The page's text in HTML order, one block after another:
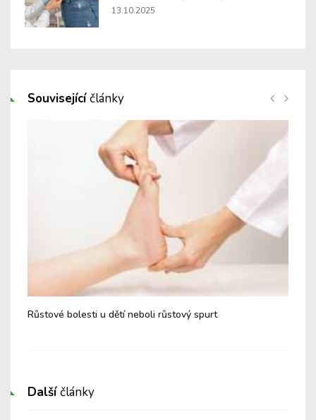
13.10.2025
Souvisejícíčlánky
Růstové bolesti u dětí neboli růstový spurt
Dalšíčlánky